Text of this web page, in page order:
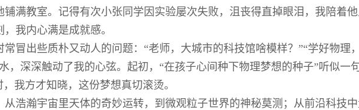
满教室。记得有次小张同学因实验屡次失败，沮丧得直掉眼泪，我陪着
我内心满是成就感。
冒出些质朴又动人的问题：“老师，大城市的科技馆啥模样？”“学好物理
深深触动了我的心弦。起初，“在孩子心间种下物理梦想的种子”听似一
我方才知晓，这份梦想真切滚烫。
浩瀚宇宙里天体的奇妙运转，到微观粒子世界的神秘莫测；从前沿科技